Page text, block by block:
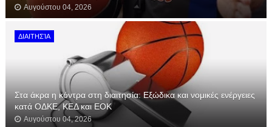
Αυγούστου 04, 2026
ΔΙΑΙΤΗΣΊΑ
Στα άκρα η κόντρα στη διαιτησία: Εξώδικα και νομικές ενέργειες
κατά ΟΔΚΕ, ΚΕΔ και ΕΟΚ
Αυγούστου 04, 2026